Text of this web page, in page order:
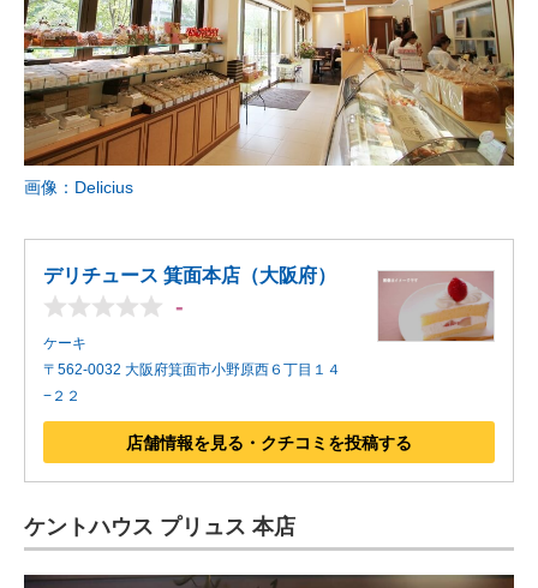
画像：Delicius
デリチュース 箕面本店（大阪府）
-
ケーキ
〒562-0032 大阪府箕面市小野原西６丁目１４
−２２
店舗情報を見る・クチコミを投稿する
ケントハウス プリュス 本店